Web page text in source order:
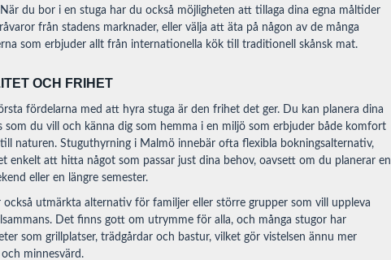
du bor i en stuga har du också möjligheten att tillaga dina egna måltider
från stadens marknader, eller välja att äta på någon av de många
som erbjuder allt från internationella kök till traditionell skånsk mat.
OCH FRIHET
fördelarna med att hyra stuga är den frihet det ger. Du kan planera dina
som du vill och känna dig som hemma i en miljö som erbjuder både komfort
naturen. Stuguthyrning i Malmö innebär ofta flexibla bokningsalternativ,
enkelt att hitta något som passar just dina behov, oavsett om du planerar en
eller en längre semester.
också utmärkta alternativ för familjer eller större grupper som vill uppleva
Det finns gott om utrymme för alla, och många stugor har
som grillplatser, trädgårdar och bastur, vilket gör vistelsen ännu mer
minnesvärd.